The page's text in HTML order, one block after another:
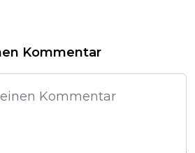
Kommentar